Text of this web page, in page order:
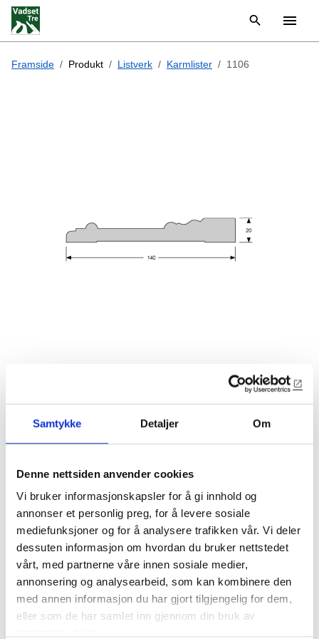
Samtykke Detaljer Om
Denne nettsiden anvender cookies
Vi bruker informasjonskapsler for å gi innhold og
annonser et personlig preg, for å levere sosiale
mediefunksjoner og for å analysere trafikken vår. Vi deler
dessuten informasjon om hvordan du bruker nettstedet
vårt, med partnerne våre innen sosiale medier,
annonsering og analysearbeid, som kan kombinere den
med annen informasjon du har gjort tilgjengelig for dem,
eller som de har samlet inn gjennom din bruk av
Framside Produkt Listverk Karmlister 1106
1106
20x140mm profilert karmlist
Original fra Oslo før 1900
Lagerførte varianter